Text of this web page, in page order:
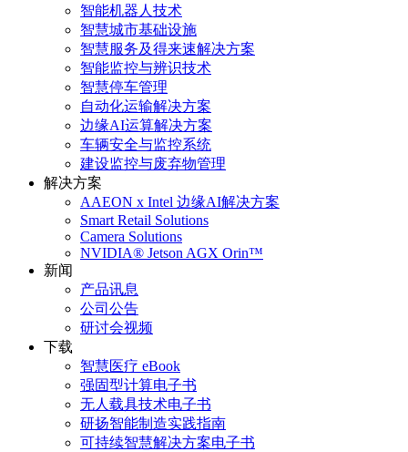
智能机器人技术
智慧城市基础设施
智慧服务及得来速解决方案
智能监控与辨识技术
智慧停车管理
自动化运输解决方案
边缘AI运算解决方案
车辆安全与监控系统
建设监控与废弃物管理
解决方案
AAEON x Intel 边缘AI解决方案
Smart Retail Solutions
Camera Solutions
NVIDIA® Jetson AGX Orin™
新闻
产品讯息
公司公告
研讨会视频
下载
智慧医疗 eBook
强固型计算电子书
无人载具技术电子书
研扬智能制造实践指南
可持续智慧解决方案电子书